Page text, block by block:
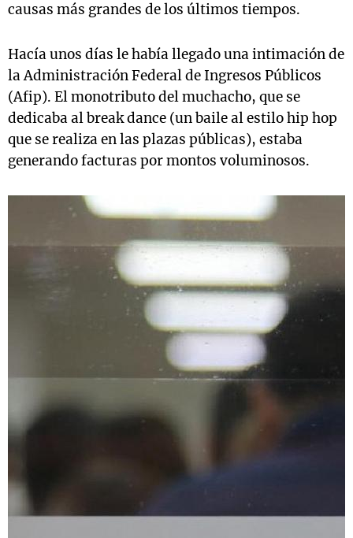
causas más grandes de los últimos tiempos.
Hacía unos días le había llegado una intimación de
la Administración Federal de Ingresos Públicos
(Afip). El monotributo del muchacho, que se
dedicaba al break dance (un baile al estilo hip hop
que se realiza en las plazas públicas), estaba
generando facturas por montos voluminosos.